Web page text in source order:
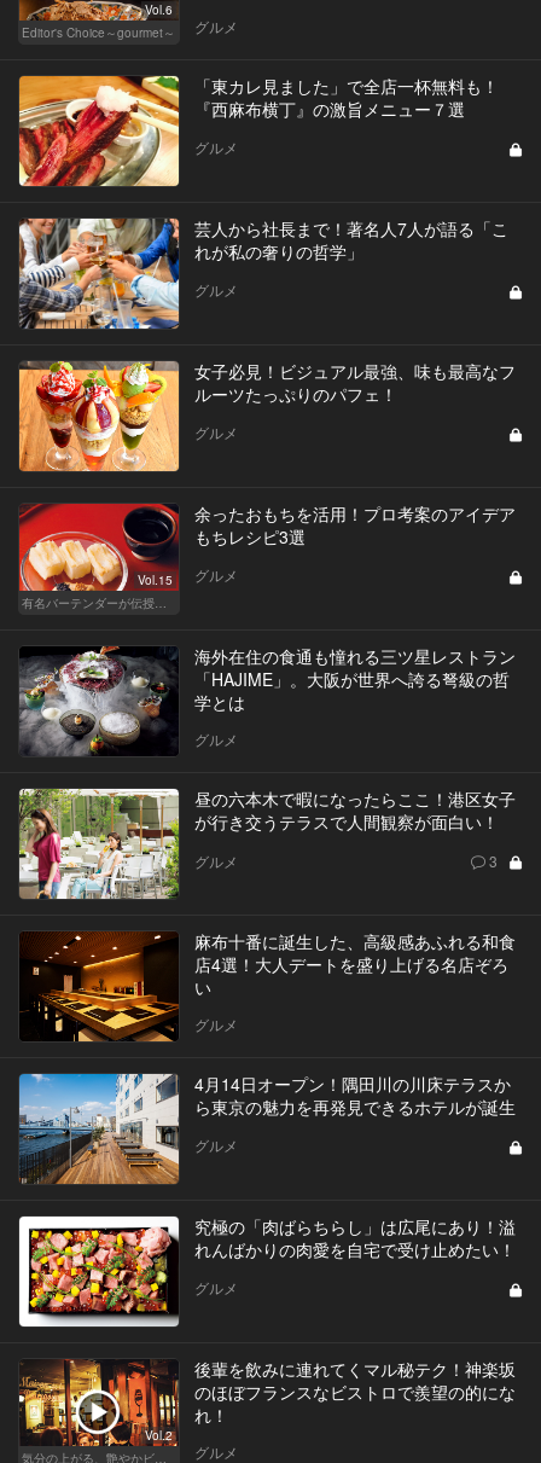
Vol.6
Editor's Choice～gourmet～
グルメ
「東カレ見ました」で全店一杯無料も！
『西麻布横丁』の激旨メニュー７選
グルメ
芸人から社長まで！著名人7人が語る「こ
れが私の奢りの哲学」
グルメ
女子必見！ビジュアル最強、味も最高なフ
ルーツたっぷりのパフェ！
グルメ
Vol.15
有名バーテンダーが伝授する簡単つまみレシピ
余ったおもちを活用！プロ考案のアイデア
もちレシピ3選
グルメ
海外在住の食通も憧れる三ツ星レストラン
「HAJIME」。大阪が世界へ誇る弩級の哲
学とは
グルメ
昼の六本木で暇になったらここ！港区女子
が行き交うテラスで人間観察が面白い！
グルメ 3
麻布十番に誕生した、高級感あふれる和食
店4選！大人デートを盛り上げる名店ぞろ
い
グルメ
4月14日オープン！隅田川の川床テラスか
ら東京の魅力を再発見できるホテルが誕生
グルメ
究極の「肉ばらちらし」は広尾にあり！溢
れんばかりの肉愛を自宅で受け止めたい！
グルメ
Vol.2
後輩を飲みに連れてくマル秘テク！神楽坂
のほぼフランスなビストロで羨望の的にな
れ！
グルメ